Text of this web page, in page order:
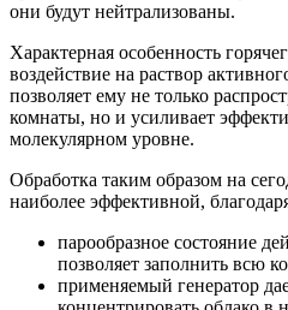
они будут нейтрализованы.
Характерная особенность
воздействие на раствор
позволяет ему не только
комнаты, но и усиливает
молекулярном уровне.
Обработка таким образом на
наиболее эффективной,
парообразное состояние
позволяет заполнить всю
применяемый генератор